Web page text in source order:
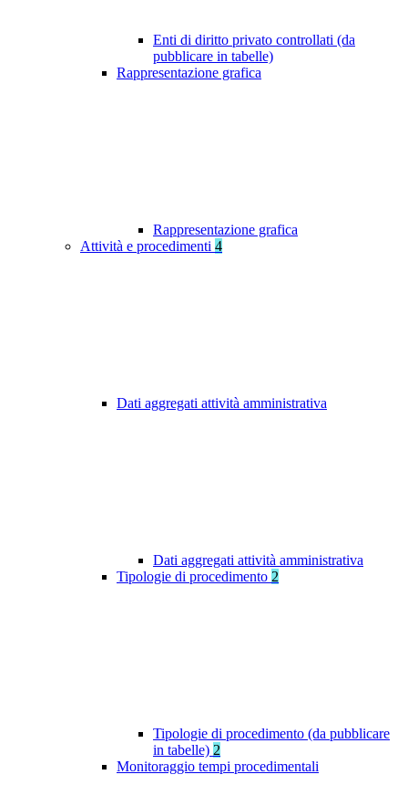
Enti di diritto privato controllati (da
pubblicare in tabelle)
Rappresentazione grafica
Rappresentazione grafica
Attività e procedimenti 4
Dati aggregati attività amministrativa
Dati aggregati attività amministrativa
Tipologie di procedimento 2
Tipologie di procedimento (da pubblicare
in tabelle) 2
Monitoraggio tempi procedimentali